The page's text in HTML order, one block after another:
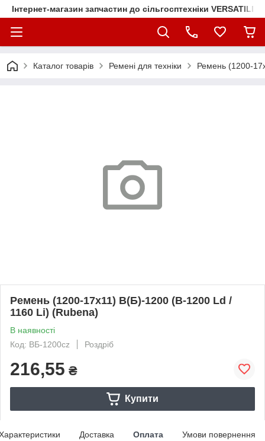
Інтернет-магазин запчастин до сільгосптехніки VERSATILE
Каталог товарів Ремені для техніки Ремень (1200-
Ремень (1200-17х11) В(Б)-1200 (B-1200 Ld /
1160 Li) (Rubena)
В наявності
Код: ВБ-1200cz
Роздріб
216,55 ₴
Купити
Доставка Оплата Умови повернення